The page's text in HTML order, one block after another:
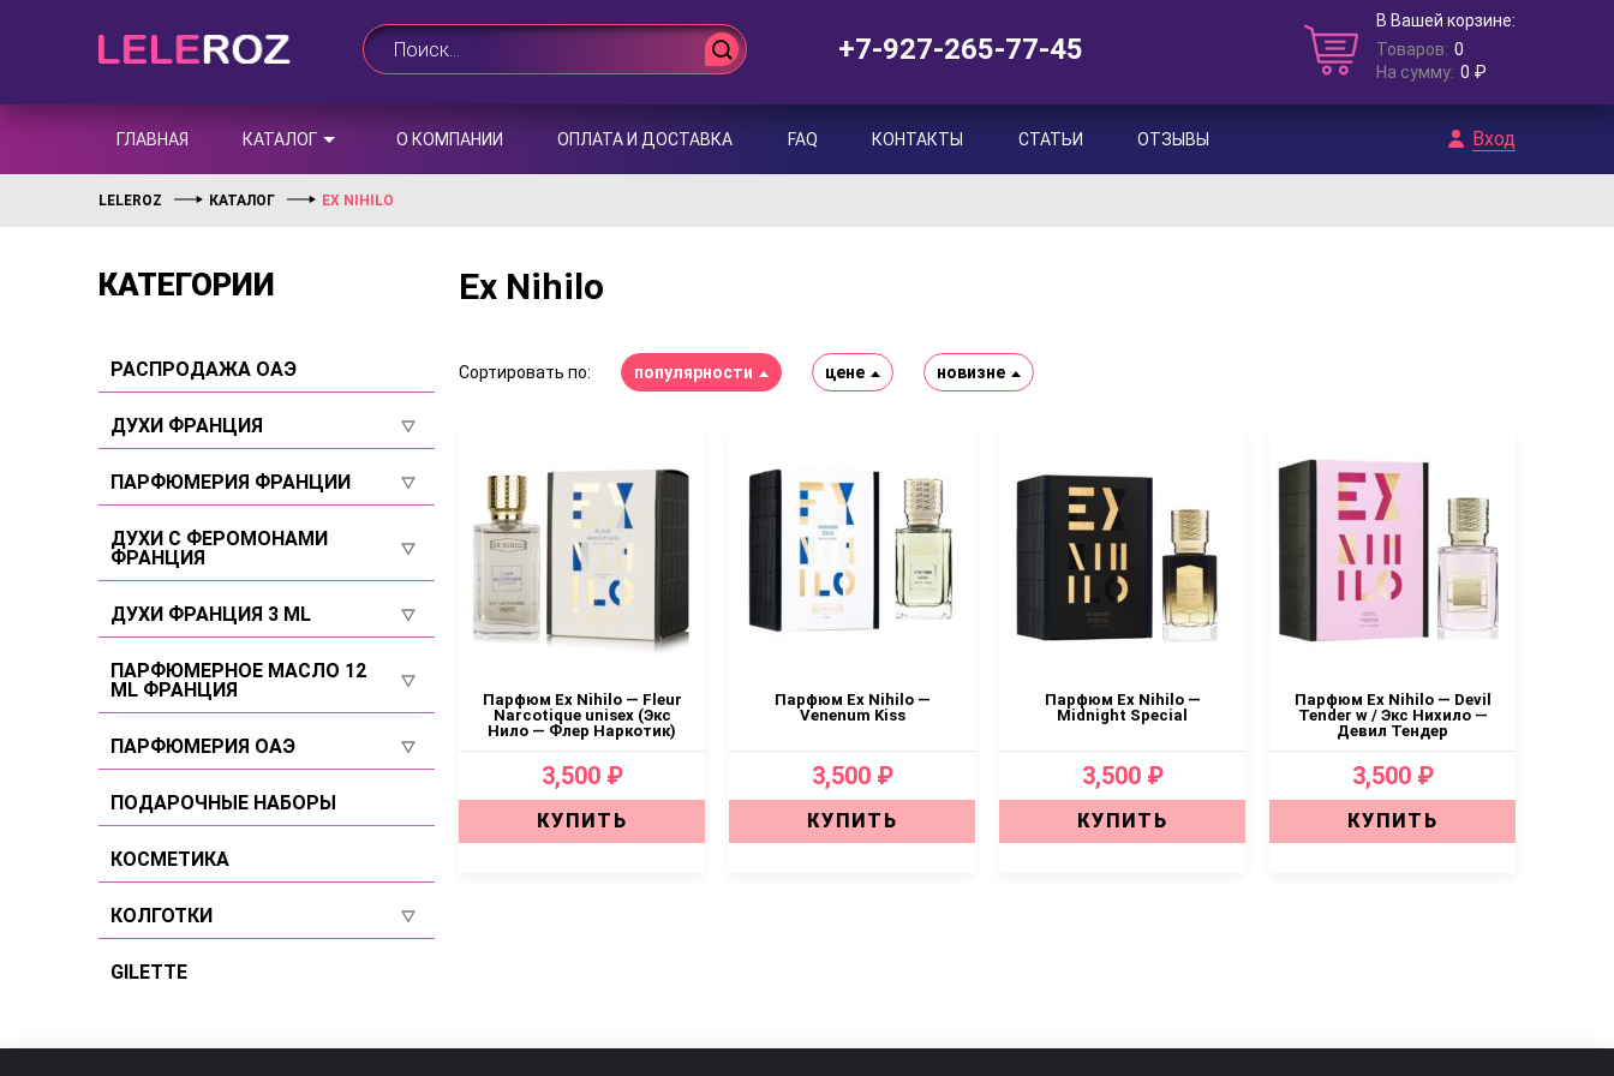
+7-927-265-77-45
В Вашей корзине:
Товаров: 0
На сумму: 0 ₽
ГЛАВНАЯ КАТАЛОГ О КОМПАНИИ ОПЛАТА И ДОСТАВКА FAQ КОНТАКТЫ СТАТЬИ ОТЗЫВЫ Вход
LELEROZ КАТАЛОГ EX NIHILO
КАТЕГОРИИ
РАСПРОДАЖА ОАЭ
ДУХИ ФРАНЦИЯ
Для женщин
Селективы
ПАРФЮМЕРИЯ ФРАНЦИИ
Для женщин
Для мужчин
Селективы
ДУХИ С ФЕРОМОНАМИ
ФРАНЦИЯ
Селективы
Для мужчин
ДУХИ ФРАНЦИЯ 3 ML
Для женщин
Для мужчин
Селективы
ПАРФЮМЕРНОЕ МАСЛО 12
ML ФРАНЦИЯ
Для женщин
Селективы
ПАРФЮМЕРИЯ ОАЭ
Для женщин
ПОДАРОЧНЫЕ НАБОРЫ
КОСМЕТИКА
КОЛГОТКИ
Размер 2
Размер 4
GILETTE
Ex Nihilo
Сортировать по: популярности цене новизне
Парфюм Ex Nihilo — Fleur
Narcotique unisex (Экс
Нило — Флер Наркотик)
3,500 ₽
КУПИТЬ
Парфюм Ex Nihilo —
Venenum Kiss
3,500 ₽
КУПИТЬ
Парфюм Ex Nihilo —
Midnight Special
3,500 ₽
КУПИТЬ
Парфюм Ex Nihilo — Devil
Tender w / Экс Нихило —
Девил Тендер
3,500 ₽
КУПИТЬ